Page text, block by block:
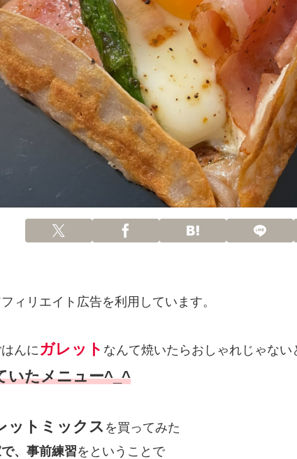
ィリエイト広告を利用しています。
んにガレット なんて焼いたらおしゃれじゃない
いたメニュー^_^
ットミックス を買ってみた
、事前練習をということで